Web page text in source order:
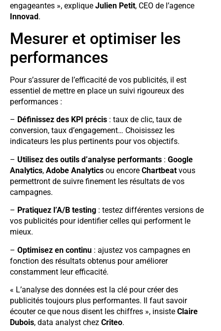
engageantes », explique Julien Petit, CEO de l’agence
Innovad.
Mesurer et optimiser les
performances
Pour s’assurer de l’efficacité de vos publicités, il est
essentiel de mettre en place un suivi rigoureux des
performances :
– Définissez des KPI précis : taux de clic, taux de
conversion, taux d’engagement… Choisissez les
indicateurs les plus pertinents pour vos objectifs.
– Utilisez des outils d’analyse performants : Google
Analytics, Adobe Analytics ou encore Chartbeat vous
permettront de suivre finement les résultats de vos
campagnes.
– Pratiquez l’A/B testing : testez différentes versions de
vos publicités pour identifier celles qui performent le
mieux.
– Optimisez en continu : ajustez vos campagnes en
fonction des résultats obtenus pour améliorer
constamment leur efficacité.
« L’analyse des données est la clé pour créer des
publicités toujours plus performantes. Il faut savoir
écouter ce que nous disent les chiffres », insiste Claire
Dubois, data analyst chez Criteo.